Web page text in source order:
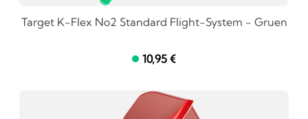
Target K-Flex No2 Standard Flight-System - Gruen
10,95 €